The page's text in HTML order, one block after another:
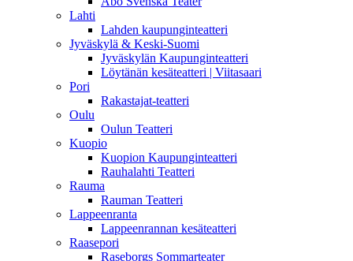
Lahti
Lahden kaupunginteatteri
Jyväskylä & Keski-Suomi
Jyväskylän Kaupunginteatteri
Löytänän kesäteatteri | Viitasaari
Pori
Rakastajat-teatteri
Oulu
Oulun Teatteri
Kuopio
Kuopion Kaupunginteatteri
Rauhalahti Teatteri
Rauma
Rauman Teatteri
Lappeenranta
Lappeenrannan kesäteatteri
Raasepori
Raseborgs Sommarteater